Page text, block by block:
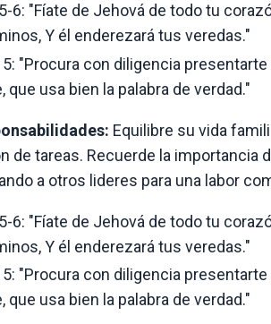
6: "Fíate de Jehová de todo tu
Y él enderezará tus veredas."
"Procura con diligencia
que usa bien la palabra de verdad."
Equilibre su vida
de tareas. Recuerde la
a otros lideres para una labor
6: "Fíate de Jehová de todo tu
Y él enderezará tus veredas."
"Procura con diligencia
que usa bien la palabra de verdad."